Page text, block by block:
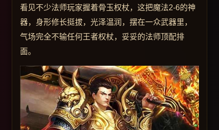
看见不少法师玩家握着骨玉权杖，这把魔法2-6的神
器，身形修长挺拔，光泽温润，摆在一众武器里，
气场完全不输任何王者权杖，妥妥的法师顶配排
面。